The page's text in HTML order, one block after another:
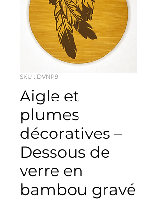
SKU : DVNP9
Aigle et
plumes
décoratives –
Dessous de
verre en
bambou gravé